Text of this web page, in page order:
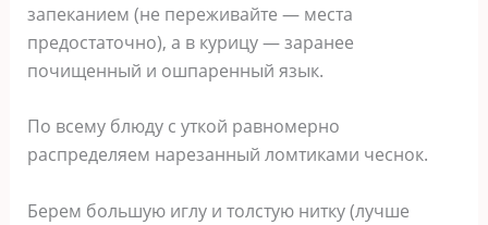
запеканием (не переживайте — места
предостаточно), а в курицу — заранее
почищенный и ошпаренный язык.
По всему блюду с уткой равномерно
распределяем нарезанный ломтиками чеснок.
Берем большую иглу и толстую нитку (лучше